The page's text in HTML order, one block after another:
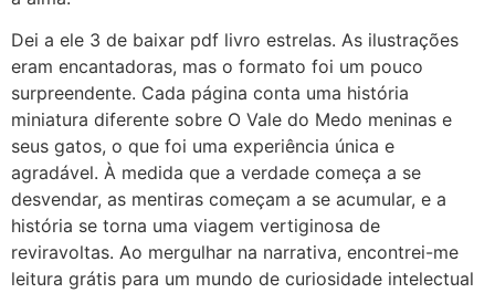
Dei a ele 3 de baixar pdf livro estrelas. As ilustrações
eram encantadoras, mas o formato foi um pouco
surpreendente. Cada página conta uma história
miniatura diferente sobre O Vale do Medo meninas e
seus gatos, o que foi uma experiência única e
agradável. À medida que a verdade começa a se
desvendar, as mentiras começam a se acumular, e a
história se torna uma viagem vertiginosa de
reviravoltas. Ao mergulhar na narrativa, encontrei-me
leitura grátis para um mundo de curiosidade intelectual